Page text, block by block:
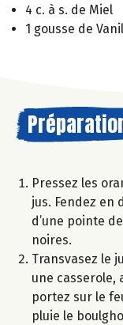
4 c. à s. de Miel
1 gousse de
Pressez les
jus. Fendez en
d’une pointe
noires.
Transvasez le
une casserole,
portez sur le
pluie le